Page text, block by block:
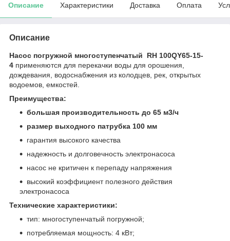
Описание Характеристики Доставка Оплата
Описание
Насос погружной многоступенчатый RH 100QY65-15-
4 применяются для перекачки воды для орошения,
дождевания, водоснабжения из колодцев, рек, открытых
водоемов, емкостей.
Преимущества:
большая производительность до 65 м3/ч
размер выходного патрубка 100 мм
гарантия высокого качества
надежность и долговечность электронасоса
насос не критичен к перепаду напряжения
высокий коэффициент полезного действия
электронасоса
Технические характеристики:
тип: многоступенчатый погружной;
потребляемая мощность: 4 кВт;